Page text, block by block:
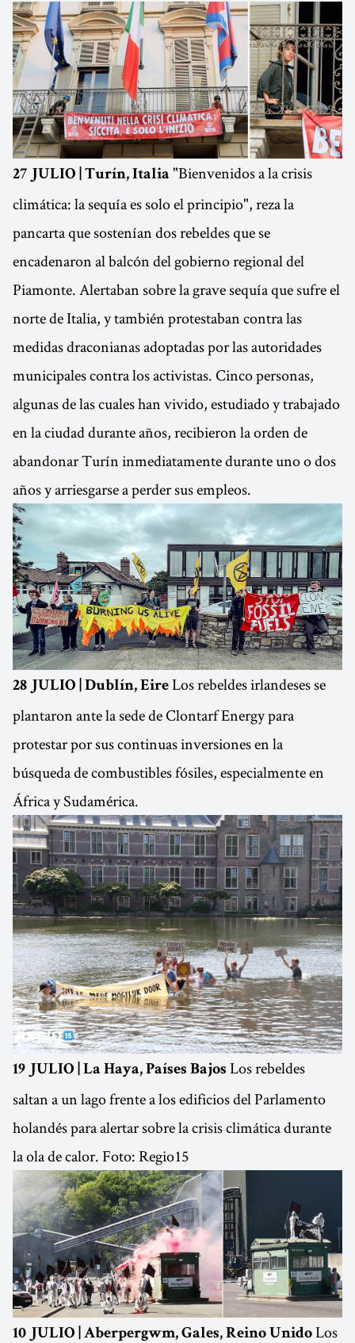
27 JULIO | Turín, Italia "Bienvenidos a la crisis
climática: la sequía es solo el principio", reza la
pancarta que sostenían dos rebeldes que se
encadenaron al balcón del gobierno regional del
Piamonte. Alertaban sobre la grave sequía que sufre el
norte de Italia, y también protestaban contra las
medidas draconianas adoptadas por las autoridades
municipales contra los activistas. Cinco personas,
algunas de las cuales han vivido, estudiado y trabajado
en la ciudad durante años, recibieron la orden de
abandonar Turín inmediatamente durante uno o dos
años y arriesgarse a perder sus empleos.
28 JULIO | Dublín, Eire Los rebeldes irlandeses se
plantaron ante la sede de Clontarf Energy para
protestar por sus continuas inversiones en la
búsqueda de combustibles fósiles, especialmente en
África y Sudamérica.
19 JULIO | La Haya, Países Bajos Los rebeldes
saltan a un lago frente a los edificios del Parlamento
holandés para alertar sobre la crisis climática durante
la ola de calor. Foto: Regio15
10 JULIO | Aberpergwm, Gales, Reino Unido Los